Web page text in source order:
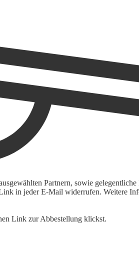
Partnern, sowie
in jeder E-Mail widerrufen. Weitere
Link zur Abbestellung klickst.